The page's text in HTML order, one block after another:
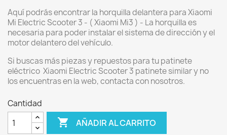
Aquí podrás encontrar la horquilla delantera para Xiaomi
Mi Electric Scooter 3 - ( Xiaomi Mi3 ) - La horquilla es
necesaria para poder instalar el sistema de dirección y el
motor delantero del vehículo.
Si buscas más piezas y repuestos para tu patinete
eléctrico Xiaomi Electric Scooter 3 patinete similar y no
los encuentras en la web, contacta con nosotros.
Cantidad
 AÑADIR AL CARRITO